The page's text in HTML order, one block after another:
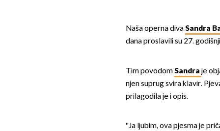
Naša operna divaSandra
dana proslavili su 27.
Tim povodomSandra je
njen suprug svira klavir.
prilagodila je i opis.
''Ja ljubim, ova pjesma je